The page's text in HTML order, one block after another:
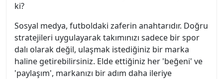
ki?
Sosyal medya, futboldaki zaferin anahtarıdır. Doğru
stratejileri uygulayarak takımınızı sadece bir spor
dalı olarak değil, ulaşmak istediğiniz bir marka
haline getirebilirsiniz. Elde ettiğiniz her 'beğeni' ve
'paylaşım', markanızı bir adım daha ileriye